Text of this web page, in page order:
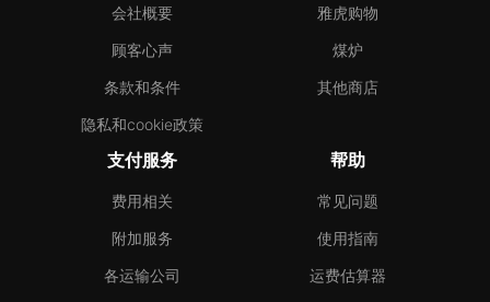
会社概要
顾客心声
条款和条件
隐私和cookie政策
雅虎购物
煤炉
其他商店
支付服务
费用相关
附加服务
各运输公司
帮助
常见问题
使用指南
运费估算器